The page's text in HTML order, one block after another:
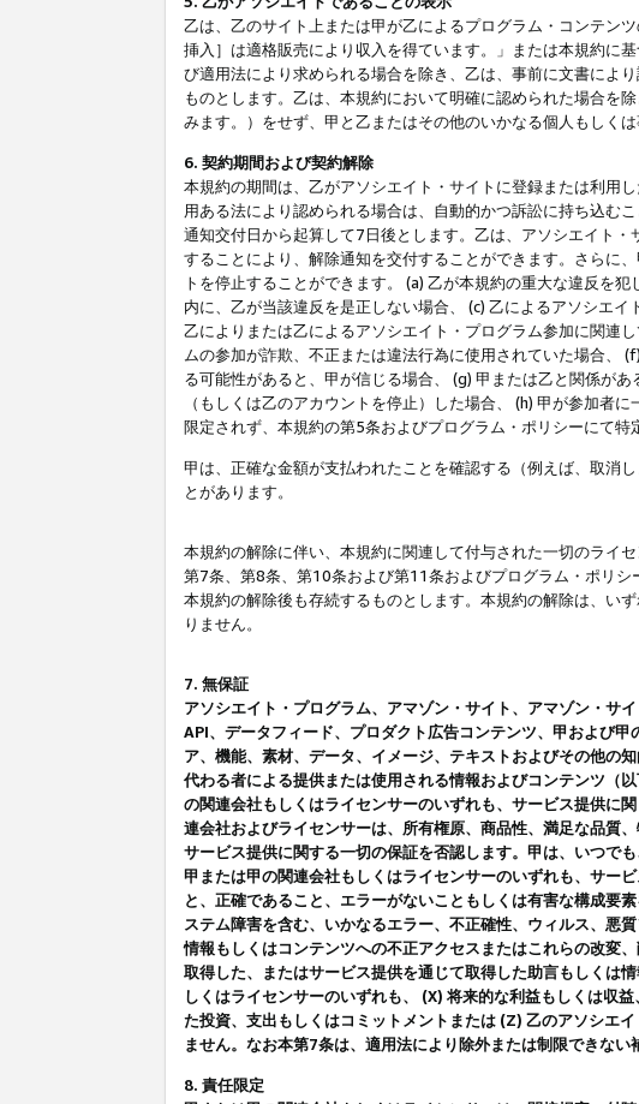
乙は、乙のサイト上または甲が乙によるプログラム・コンテン
挿入］は適格販売により収入を得ています。」または本規約に
び適用法により求められる場合を除き、乙は、事前に文書によ
ものとします。乙は、本規約において明確に認められた場合を
みます。）をせず、甲と乙またはその他のいかなる個人もしく
6. 契約期間および契約解除
本規約の期間は、乙がアソシエイト・サイトに登録または利用
用ある法により認められる場合は、自動的かつ訴訟に持ち込む
通知交付日から起算して7日後とします。乙は、アソシエイト
することにより、解除通知を交付することができます。さらに
トを停止することができます。 (a) 乙が本規約の重大な違反を
内に、乙が当該違反を是正しない場合、 (c) 乙によるアソシエ
乙によりまたは乙によるアソシエイト・プログラム参加に関連
ムの参加が詐欺、不正または違法行為に使用されていた場合、
る可能性があると、甲が信じる場合、 (g) 甲または乙と関係が
（もしくは乙のアカウントを停止）した場合、 (h) 甲が参加者
限定されず、本規約の第5条およびプログラム・ポリシーにて
甲は、正確な金額が支払われたことを確認する（例えば、取消
とがあります。
本規約の解除に伴い、本規約に関連して付与された一切のライ
第7条、第8条、第10条および第11条およびプログラム・ポリシ
本規約の解除後も存続するものとします。本規約の解除は、い
りません。
7. 無保証
アソシエイト・プログラム、アマゾン・サイト、アマゾン・
API、データフィード、プロダクト広告コンテンツ、甲および
ア、機能、素材、データ、イメージ、テキストおよびその他の
代わる者による提供または使用される情報およびコンテンツ（
の関連会社もしくはライセンサーのいずれも、サービス提供に
連会社およびライセンサーは、所有権原、商品性、満足な品質
サービス提供に関する一切の保証を否認します。甲は、いつで
甲または甲の関連会社もしくはライセンサーのいずれも、サー
と、正確であること、エラーがないこともしくは有害な構成要
ステム障害を含む、いかなるエラー、不正確性、ウィルス、悪
情報もしくはコンテンツへの不正アクセスまたはこれらの改変
取得した、またはサービス提供を通じて取得した助言もしくは
しくはライセンサーのいずれも、 (X) 将来的な利益もしくは収
た投資、支出もしくはコミットメントまたは (Z) 乙のアソシエ
ません。なお本第7条は、適用法により除外または制限できな
8. 責任限定